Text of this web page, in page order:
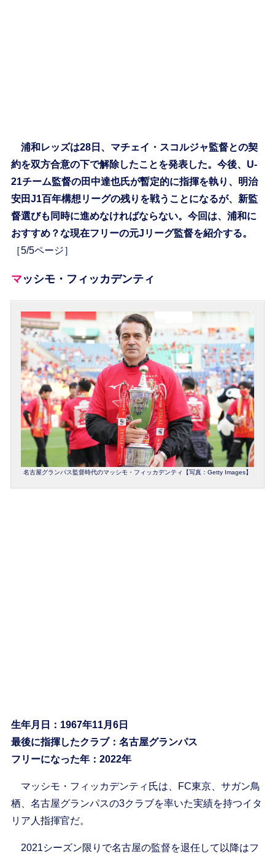
浦和レッズは28日、マチェイ・スコルジャ監督との契
約を双方合意の下で解除したことを発表した。今後、U-
21チーム監督の田中達也氏が暫定的に指揮を執り、明治
安田J1百年構想リーグの残りを戦うことになるが、新監
督選びも同時に進めなければならない。今回は、浦和に
おすすめ？な現在フリーの元Jリーグ監督を紹介する。
［5/5ページ］
マッシモ・フィッカデンティ
名古屋グランパス監督時代のマッシモ・フィッカデンティ【写真：Getty Images】
生年月日：1967年11月6日
最後に指揮したクラブ：名古屋グランパス
フリーになった年：2022年
マッシモ・フィッカデンティ氏は、FC東京、サガン鳥
栖、名古屋グランパスの3クラブを率いた実績を持つイタ
リア人指揮官だ。
2021シーズン限りで名古屋の監督を退任して以降はフ